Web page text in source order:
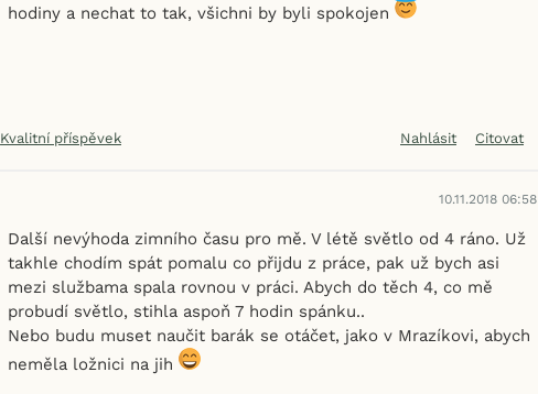
hodiny a nechat to tak, všichni by byli spokojen
Kvalitní příspěvek Nahlásit Citovat
10.11.2018 06:58
Další nevýhoda zimního času pro mě. V létě světlo od 4 ráno. Už
takhle chodím spát pomalu co přijdu z práce, pak už bych asi
mezi službama spala rovnou v práci. Abych do těch 4, co mě
probudí světlo, stihla aspoň 7 hodin spánku..
Nebo budu muset naučit barák se otáčet, jako v Mrazíkovi, abych
neměla ložnici na jih